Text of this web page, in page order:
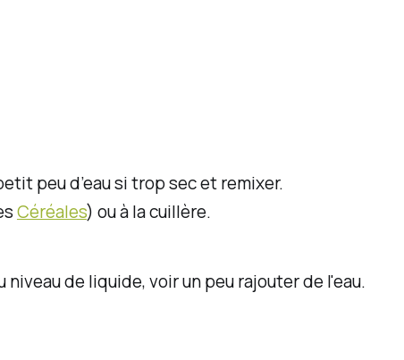
peu d’eau si trop sec et remixer.
Céréales) ou à la cuillère.
de liquide, voir un peu rajouter de l'eau.